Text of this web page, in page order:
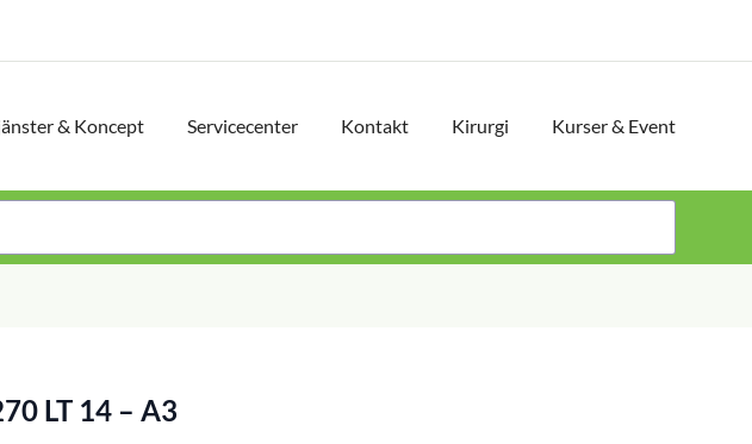
& Koncept Servicecenter Kontakt Kirurgi Kurser & Event
LT 14 – A3